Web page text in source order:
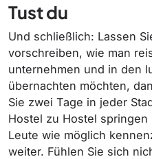
Tust du
Und schließlich: Lassen
vorschreiben, wie man
unternehmen und in den
übernachten möchten,
Sie zwei Tage in jeder
Hostel zu Hostel
Leute wie möglich
weiter. Fühlen Sie sich